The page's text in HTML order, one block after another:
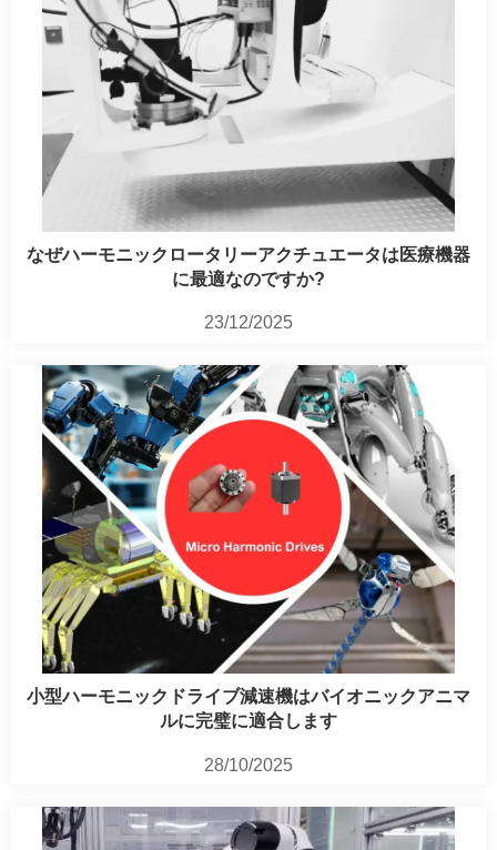
なぜハーモニックロータリーアクチュエータは医療機器
に最適なのですか?
23/12/2025
小型ハーモニックドライブ減速機はバイオニックアニマ
ルに完璧に適合します
28/10/2025